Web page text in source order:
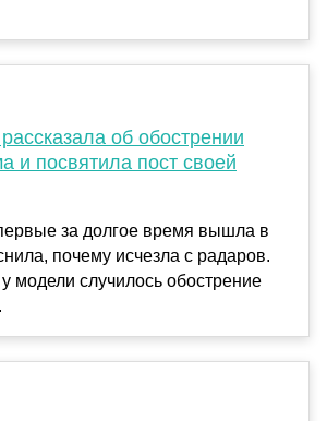
об обострении
и посвятила пост своей
за долгое время вышла в
почему исчезла с радаров.
модели случилось обострение